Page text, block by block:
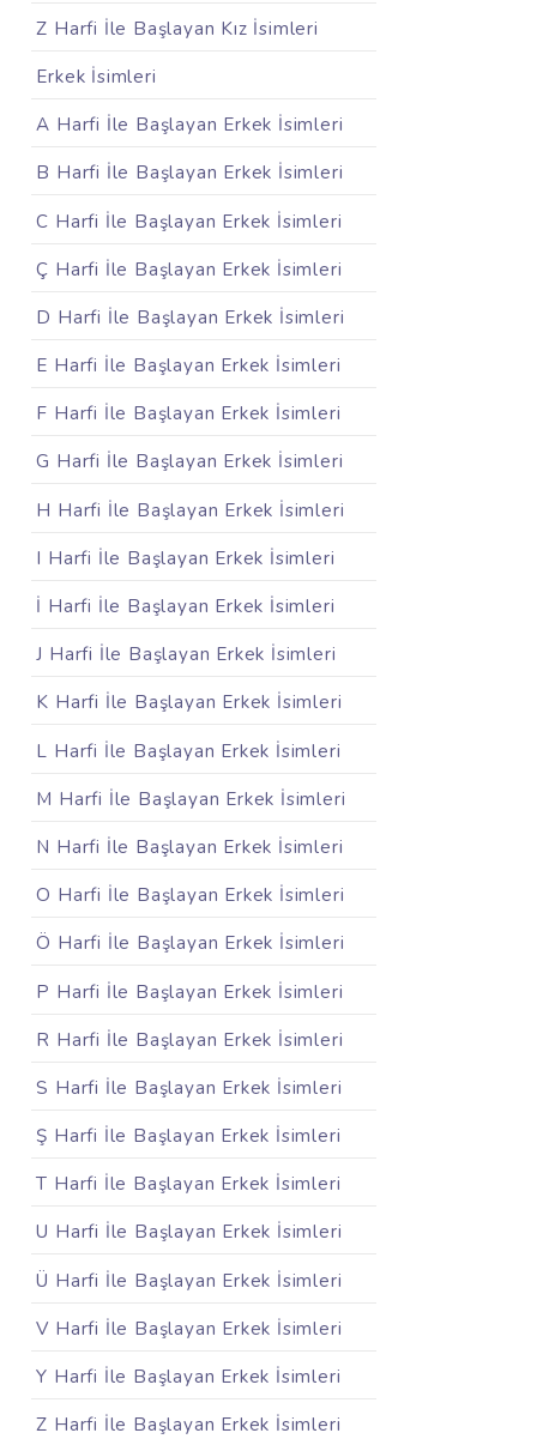
Z Harfi İle Başlayan Kız İsimleri
Erkek İsimleri
A Harfi İle Başlayan Erkek İsimleri
B Harfi İle Başlayan Erkek İsimleri
C Harfi İle Başlayan Erkek İsimleri
Ç Harfi İle Başlayan Erkek İsimleri
D Harfi İle Başlayan Erkek İsimleri
E Harfi İle Başlayan Erkek İsimleri
F Harfi İle Başlayan Erkek İsimleri
G Harfi İle Başlayan Erkek İsimleri
H Harfi İle Başlayan Erkek İsimleri
I Harfi İle Başlayan Erkek İsimleri
İ Harfi İle Başlayan Erkek İsimleri
J Harfi İle Başlayan Erkek İsimleri
K Harfi İle Başlayan Erkek İsimleri
L Harfi İle Başlayan Erkek İsimleri
M Harfi İle Başlayan Erkek İsimleri
N Harfi İle Başlayan Erkek İsimleri
O Harfi İle Başlayan Erkek İsimleri
Ö Harfi İle Başlayan Erkek İsimleri
P Harfi İle Başlayan Erkek İsimleri
R Harfi İle Başlayan Erkek İsimleri
S Harfi İle Başlayan Erkek İsimleri
Ş Harfi İle Başlayan Erkek İsimleri
T Harfi İle Başlayan Erkek İsimleri
U Harfi İle Başlayan Erkek İsimleri
Ü Harfi İle Başlayan Erkek İsimleri
V Harfi İle Başlayan Erkek İsimleri
Y Harfi İle Başlayan Erkek İsimleri
Z Harfi İle Başlayan Erkek İsimleri